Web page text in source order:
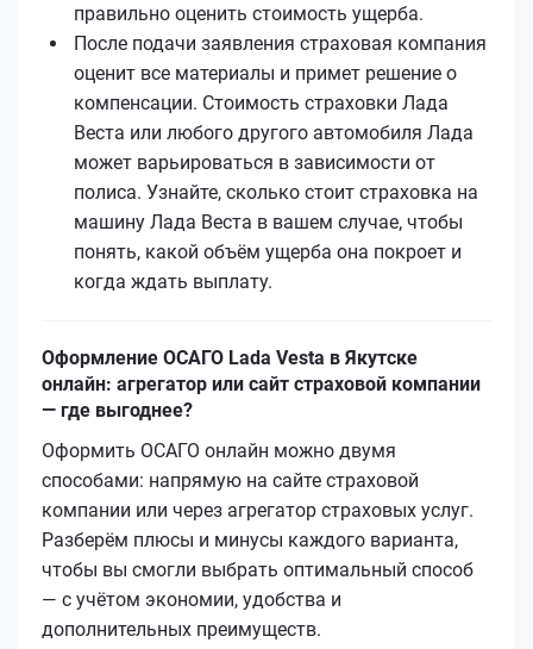
правильно оценить стоимость ущерба.
После подачи заявления страховая компания
оценит все материалы и примет решение о
компенсации. Стоимость страховки Лада
Веста или любого другого автомобиля Лада
может варьироваться в зависимости от
полиса. Узнайте, сколько стоит страховка на
машину Лада Веста в вашем случае, чтобы
понять, какой объём ущерба она покроет и
когда ждать выплату.
Оформление ОСАГО Lada Vesta в Якутске
онлайн: агрегатор или сайт страховой компании
— где выгоднее?
Оформить ОСАГО онлайн можно двумя
способами: напрямую на сайте страховой
компании или через агрегатор страховых услуг.
Разберём плюсы и минусы каждого варианта,
чтобы вы смогли выбрать оптимальный способ
— с учётом экономии, удобства и
дополнительных преимуществ.